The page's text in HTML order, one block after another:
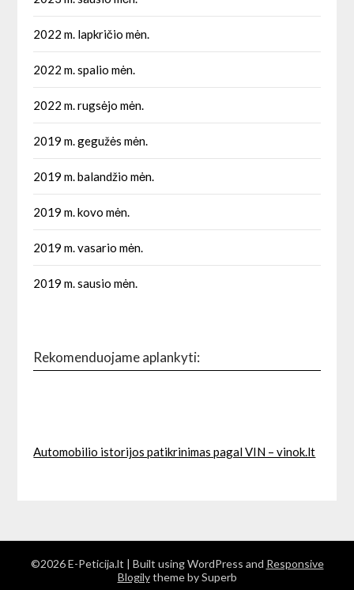
2022 m. lapkričio mėn.
2022 m. spalio mėn.
2022 m. rugsėjo mėn.
2019 m. gegužės mėn.
2019 m. balandžio mėn.
2019 m. kovo mėn.
2019 m. vasario mėn.
2019 m. sausio mėn.
Rekomenduojame aplankyti:
Automobilio istorijos patikrinimas pagal VIN – vinok.lt
©2026 E-Peticija.lt | Built using WordPress and Responsive
Blogilytheme by Superb